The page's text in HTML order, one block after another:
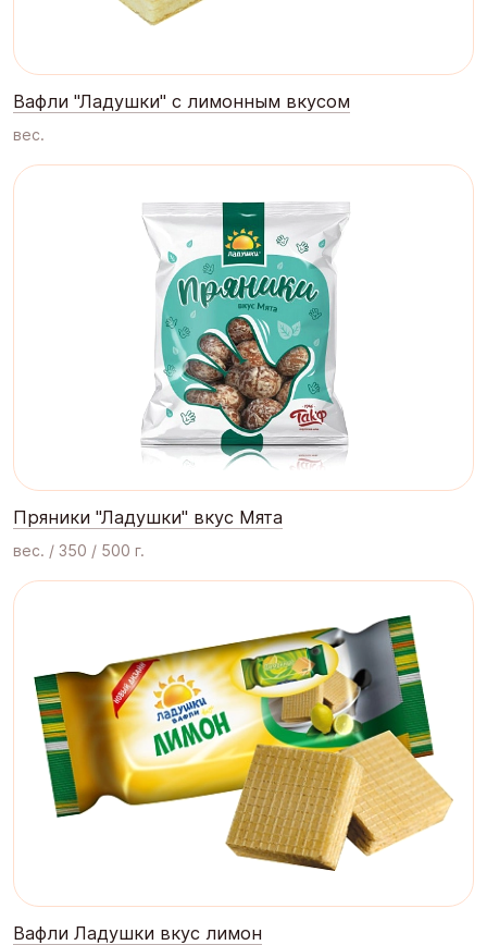
Вафли "Ладушки" с лимонным вкусом
вес.
Пряники "Ладушки" вкус Мята
вес. / 350 / 500 г.
Вафли Ладушки вкус лимон